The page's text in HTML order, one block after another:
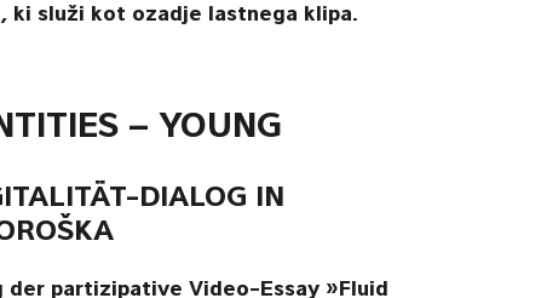
ki služi kot ozadje lastnega klipa.
– YOUNG
DIALOG IN
der partizipative Video-Essay »Fluid